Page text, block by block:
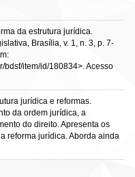
da estrutura jurídica.
Brasília, v. 1, n. 3, p. 7-
bdsf/item/id/180834>. Acesso
jurídica e reformas.
da ordem jurídica, a
do direito. Apresenta os
reforma jurídica. Aborda ainda